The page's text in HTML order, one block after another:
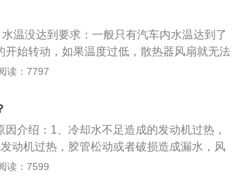
动或2～3分内启动，如果是说明有小故障。
升温至某温度时，自动导通电路，开启风扇。
果是热敏电阻损坏，直接导通就会使风扇随
温没达到要求：一般只有汽车内水温达到了
始转动，如果温度过低，散热器风扇就无法
不转的故障，首先应当去看一下水温是否达
的问题，如果继电器出现了故障，汽车的散
关出现问题：这个地方有时候也会出现一些
造成一定的影响，因此也应当注意检查。
读：7797
介绍：1、冷却水不足造成的发动机过热，
动机过热，胶管松动或者破损造成漏水，风
由于节温器的原因，使得温度达到了基准温
读：7599